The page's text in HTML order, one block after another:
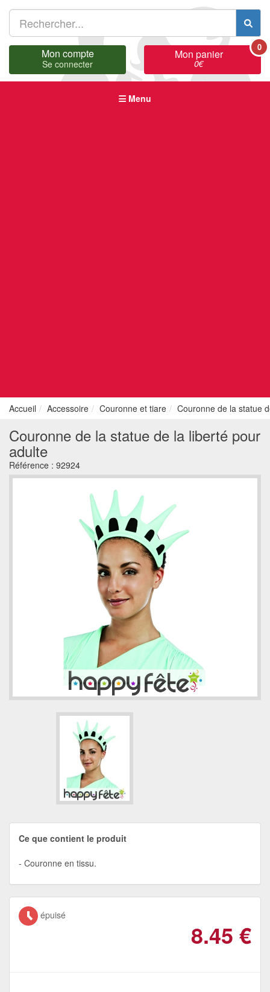
Mon compte
Se connecter
Mon panier
0€
0
Menu
Accueil Accessoire Couronne et tiare Couronne de la statue
Couronne de la statue de la liberté pour
adulte
Référence : 92924
Ce que contient le produit
Couronne en tissu.
épuisé
8.45 €